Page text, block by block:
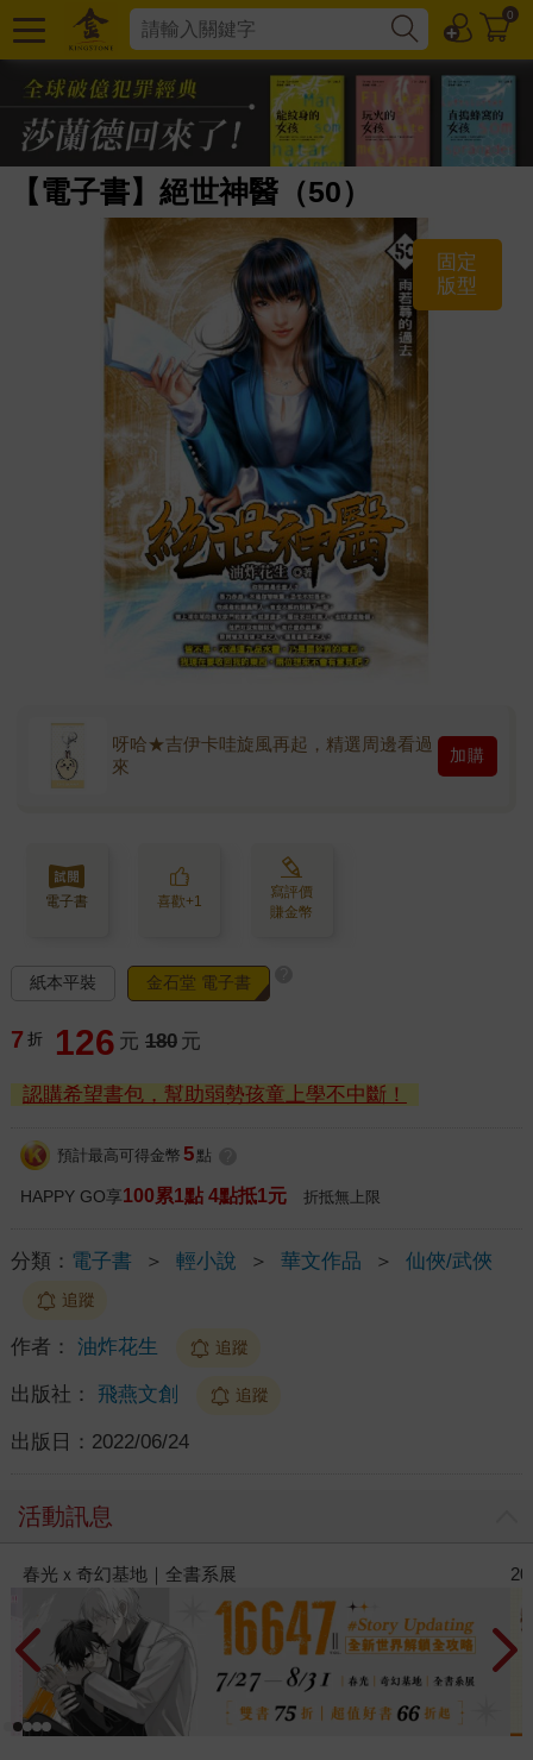
0
【電子書】絕世神醫（50）
固定
版型
呀哈★吉伊卡哇旋風再起，精選周邊看過
來
加購
電子書 喜歡+1
寫評價
賺金幣
紙本平裝 金石堂 電子書
7 折 126 元 180 元
認購希望書包，幫助弱勢孩童上學不中斷！
預計最高可得金幣 5 點
HAPPY GO享100累1點 4點抵1元 折抵無上限
分類： 電子書 ＞ 輕小說 ＞ 華文作品 ＞ 仙俠/武俠
追蹤
作者： 油炸花生 追蹤
出版社： 飛燕文創 追蹤
出版日： 2022/06/24
活動訊息
2026金石堂暑假漫博〈你好，我吃一點〉第二波